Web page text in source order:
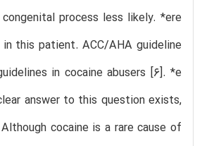
process less likely. *ere
this patient. ACC/AHA guideline
in cocaine abusers [6]. *e
answer to this question exists,
cocaine is a rare cause of